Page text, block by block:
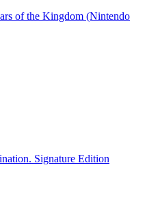
of the Kingdom (Nintendo
Signature Edition